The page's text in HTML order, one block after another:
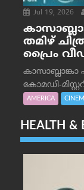
Jul 19, 2026
തമിഴ്
പ്രൈം
കോമഡി-
AMERICA
HEALTH &